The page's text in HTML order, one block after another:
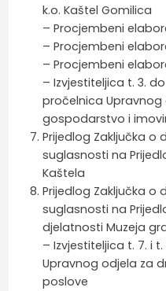
k.o. Kaštel Gomilica
– Procjembeni
– Procjembeni
– Procjembeni
– Izvjestiteljica t. 3.
pročelnica
gospodarstvo i
Prijedlog Zaključka o
suglasnosti na
Kaštela
Prijedlog Zaključka o
suglasnosti na
djelatnosti Muzeja
– Izvjestiteljica t. 7. i
Upravnog odjela za
poslove